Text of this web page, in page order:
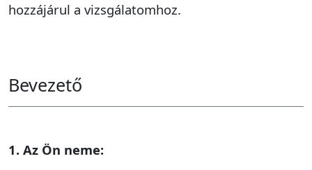
hozzájárul a vizsgálatomhoz.
Bevezető
1. Az Ön neme: